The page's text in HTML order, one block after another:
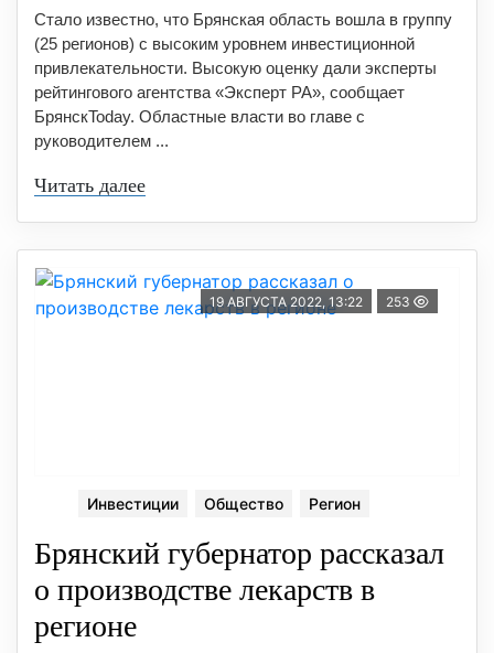
Стало известно, что Брянская область вошла в группу
(25 регионов) с высоким уровнем инвестиционной
привлекательности. Высокую оценку дали эксперты
рейтингового агентства «Эксперт РА», сообщает
БрянскToday. Областные власти во главе с
руководителем ...
Читать далее
19 АВГУСТА 2022, 13:22 253
Инвестиции Общество Регион
Брянский губернатор рассказал
о производстве лекарств в
регионе